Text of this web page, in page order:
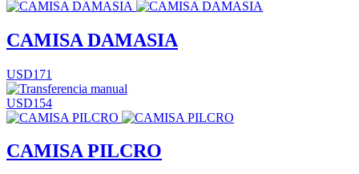
CAMISA DAMASIA
USD171
USD154
CAMISA PILCRO